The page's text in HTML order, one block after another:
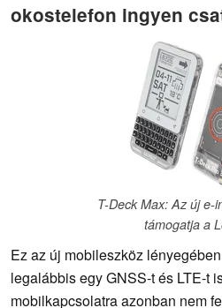
okostelefon ingyen
T-Deck Max: Az új e-
támogatja a
Ez az új mobileszköz
legalábbis egy GNSS-t és LTE-t
mobilkapcsolatra azonban nem